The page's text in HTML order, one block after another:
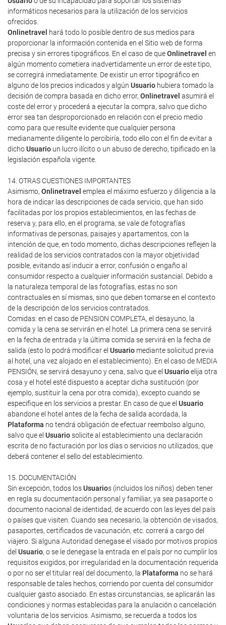
informáticos necesarios para la utilización de los servicios
ofrecidos.
Onlinetravel
hará todo lo posible dentro de sus medios para
proporcionar la información contenida en el Sitio web de forma
precisa y sin errores tipográficos. En el caso de queOnlinetravel en
algún momento cometiera inadvertidamente un error de este tipo,
se corregirá inmediatamente. De existir un error tipográfico en
alguno de los precios indicados y algún Usuario hubiera tomado la
decisión de compra basada en dicho error, Onlinetravel asumirá el
coste del error y procederá a ejecutar la compra, salvo que dicho
error sea tan desproporcionado en relación con el precio medio
como para que resulte evidente que cualquier persona
medianamente diligente lo percibiría, todo ello con el fin de evitar a
dichoUsuario un lucro ilícito o un abuso de derecho, tipificado en la
legislación española vigente.
14. OTRAS CUESTIONES IMPORTANTES
Asimismo, Onlinetravel emplea el máximo esfuerzo y diligencia a la
hora de indicar las descripciones de cada servicio, que han sido
facilitadas por los propios establecimientos, en las fechas de
reserva y, para ello, en el programa, se vale de fotografías
informativas de personas, paisajes y apartamentos, con la
intención de que, en todo momento, dichas descripciones reflejen la
realidad de los servicios contratados con la mayor objetividad
posible, evitando así inducir a error, confusión o engaño al
consumidor respecto a cualquier información sustancial. Debido a
la naturaleza temporal de las fotografías, estas no son
contractuales en sí mismas, sino que deben tomarse en el contexto
de la descripción de los servicios contratados.
Comidas: en el caso de PENSION COMPLETA, el desayuno, la
comida y la cena se servirán en el hotel. La primera cena se servirá
en la fecha de entrada y la última comida se servirá en la fecha de
salida (esto lo podrá modificar el Usuario mediante solicitud previa
al hotel, una vez alojado en el establecimiento). En el caso de MEDIA
PENSIÓN, se servirá desayuno y cena, salvo que el Usuarioelija otra
cosa y el hotel esté dispuesto a aceptar dicha sustitución (por
ejemplo, sustituir la cena por otra comida), excepto cuando se
especifique en los servicios a prestar. En caso de que el Usuario
abandone el hotel antes de la fecha de salida acordada, la
Plataforma no tendrá obligación de efectuar reembolso alguno,
salvo que el Usuariosolicite al establecimiento una declaración
escrita de no facturación por los días o servicios no utilizados, que
deberá contener el sello del establecimiento.
15. DOCUMENTACIÓN
Sin excepción, todos losUsuarios (incluidos los niños) deben tener
en regla su documentación personal y familiar, ya sea pasaporte o
documento nacional de identidad, de acuerdo con las leyes del país
o países que visiten. Cuando sea necesario, la obtención de visados,
pasaportes, certificados de vacunación, etc. correrá a cargo del
viajero. Si alguna Autoridad denegase el visado por motivos propios
del Usuario, o se le denegase la entrada en el país por no cumplir los
requisitos exigidos, por irregularidad en la documentación requerida
o por no ser el titular real del documento, la Plataforma no se hará
responsable de tales hechos, corriendo por cuenta del consumidor
cualquier gasto asociado. En estas circunstancias, se aplicarán las
condiciones y normas establecidas para la anulación o cancelación
voluntaria de los servicios. Asimismo, se recuerda a todos los